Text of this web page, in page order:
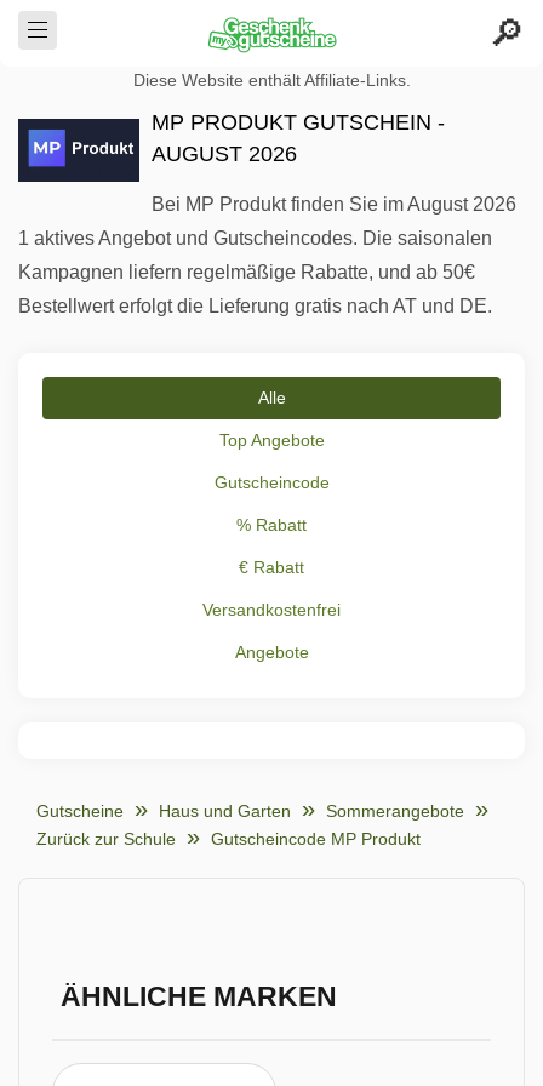
Diese Website enthält Affiliate-Links.
MP PRODUKT GUTSCHEIN -
AUGUST 2026
Bei MP Produkt finden Sie im August 2026
1 aktives Angebot und Gutscheincodes. Die saisonalen
Kampagnen liefern regelmäßige Rabatte, und ab 50€
Bestellwert erfolgt die Lieferung gratis nach AT und DE.
Alle
Top Angebote
Gutscheincode
% Rabatt
€ Rabatt
Versandkostenfrei
Angebote
Gutscheine Haus und Garten
Sommerangebote
Zurück zur Schule
Gutscheincode MP Produkt
ÄHNLICHE MARKEN